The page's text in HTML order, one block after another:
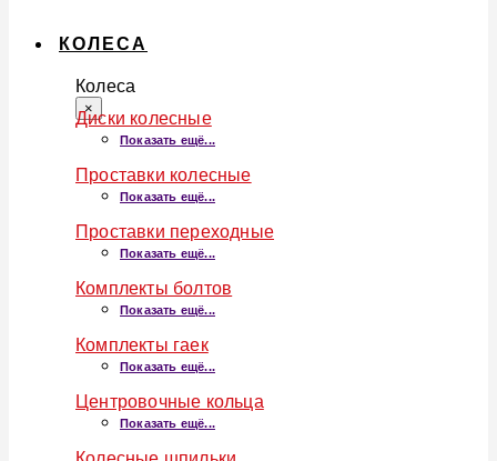
КОЛЕСА
Колеса
×
Диски колесные
Показать ещё...
Проставки колесные
Показать ещё...
Проставки переходные
Показать ещё...
Комплекты болтов
Показать ещё...
Комплекты гаек
Показать ещё...
Центровочные кольца
Показать ещё...